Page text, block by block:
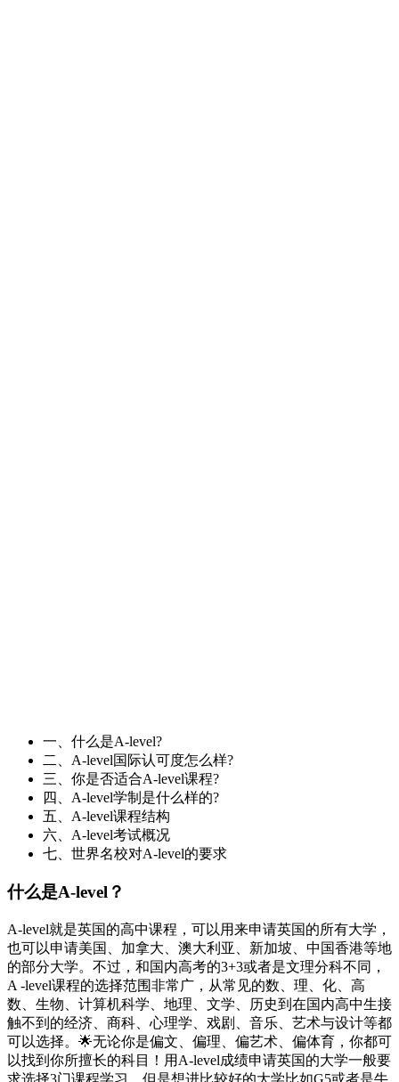
一、什么是A-level?
二、A-level国际认可度怎么样?
三、你是否适合A-level课程?
四、A-level学制是什么样的?
五、A-level课程结构
六、A-level考试概况
七、世界名校对A-level的要求
什么是A-level？
A-level就是英国的高中课程，可以用来申请英国的所有大学，
也可以申请美国、加拿大、澳大利亚、新加坡、中国香港等地
的部分大学。不过，和国内高考的3+3或者是文理分科不同，
A -level课程的选择范围非常广，从常见的数、理、化、高
数、生物、计算机科学、地理、文学、历史到在国内高中生接
触不到的经济、商科、心理学、戏剧、音乐、艺术与设计等都
可以选择。🌟无论你是偏文、偏理、偏艺术、偏体育，你都可
以找到你所擅长的科目！用A-level成绩申请英国的大学一般要
求选择3门课程学习，但是想进比较好的大学比如G5或者是牛